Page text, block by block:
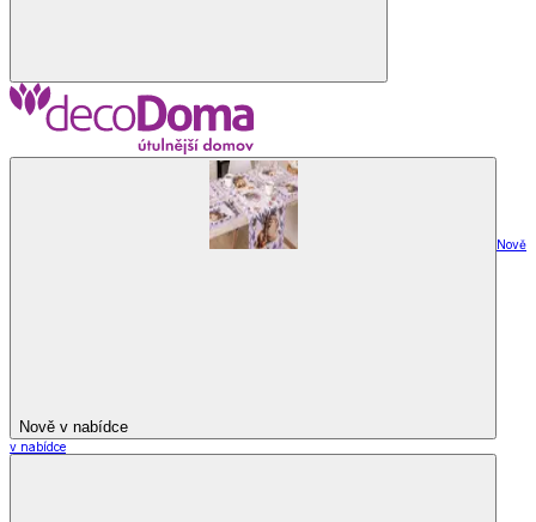
Nově v nabídce
Nově
v nabídce